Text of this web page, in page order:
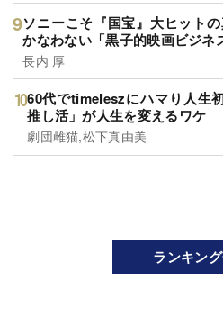
ソニーこそ『国宝』大ヒット
かなわない「黒子的映画ビジネ
長内 厚
60代でtimeleszにハマり人生
推し活」が人生を変えるワケ
劇団雌猫,松下真由美
ランキン